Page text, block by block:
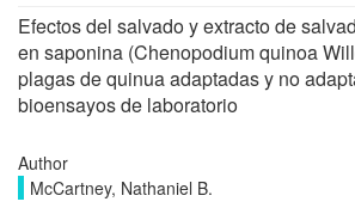
Efectos del salvado y extracto de
en saponina (Chenopodium quinoa
plagas de quinua adaptadas y no
bioensayos de laboratorio
Author
McCartney, Nathaniel B.